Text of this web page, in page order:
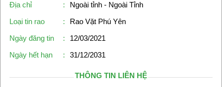
Địa chỉ :
Ngoài tỉnh - Ngoài Tỉnh
Loại tin rao
:
Rao Vặt Phú Yên
Ngày đăng tin
:
12/03/2021
Ngày hết hạn
: 31/12/2031
THÔNG TIN LIÊN HỆ